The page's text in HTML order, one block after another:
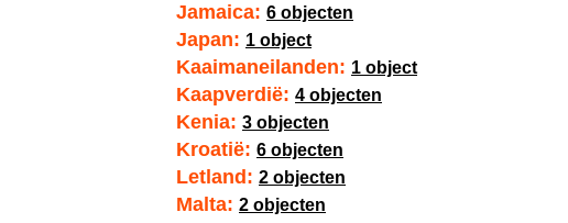
Jamaica: 6 objecten
Japan: 1 object
Kaaimaneilanden: 1 object
Kaapverdië: 4 objecten
Kenia: 3 objecten
Kroatië: 6 objecten
Letland: 2 objecten
Malta: 2 objecten